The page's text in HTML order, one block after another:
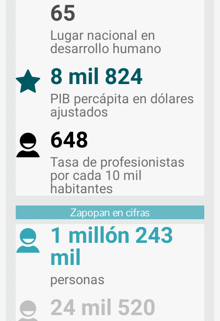
65
Lugar nacional en
desarrollo humano
8 mil 824
PIB percápita en dólares
ajustados
648
Tasa de profesionistas
por cada 10 mil
habitantes
Zapopan en cifras
1 millón 243
mil
personas
24 mil 520